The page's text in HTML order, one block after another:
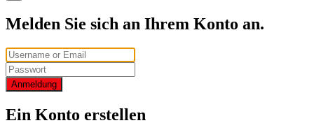
Melden Sie sich an Ihrem Konto an.
Anmeldung
Ein Konto erstellen